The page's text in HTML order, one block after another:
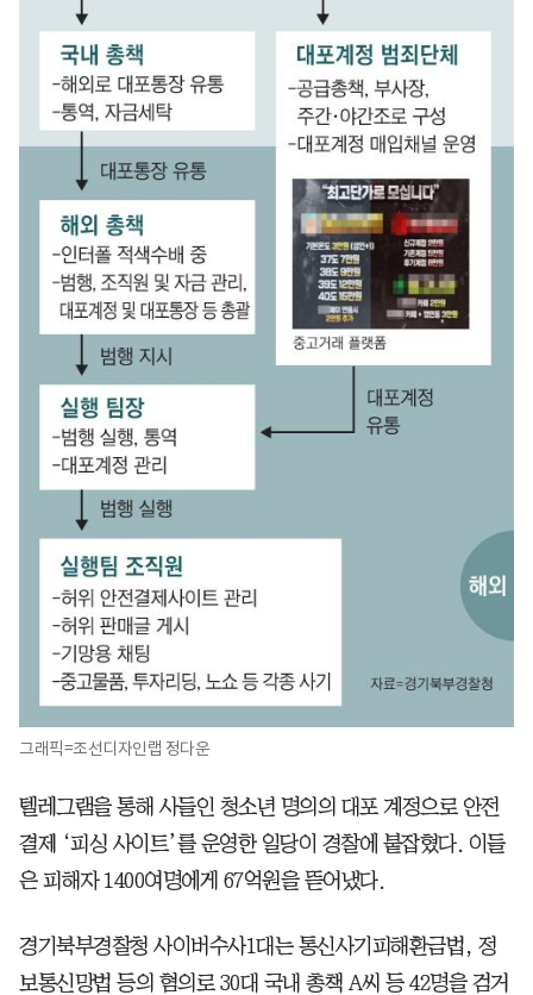
그래픽=조선디자인랩 정다운
텔레그램을 통해 사들인 청소년 명의의 대포 계정으로 안전
결제 ‘피싱 사이트’를 운영한 일당이 경찰에 붙잡혔다. 이들
은 피해자 1400여명에게 67억원을 뜯어냈다.
경기북부경찰청 사이버수사1대는 통신사기피해환금법, 정
보통신망법 등의 혐의로 30대 국내 총책 A씨 등 42명을 검거